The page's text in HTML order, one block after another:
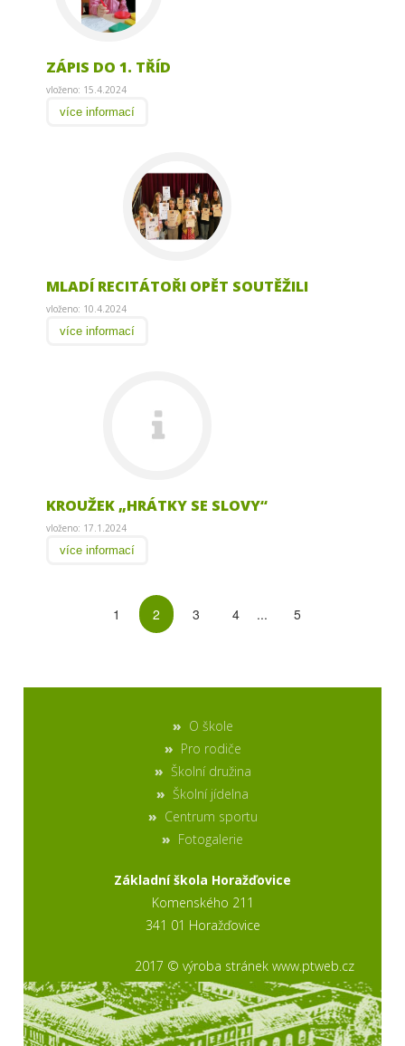
ZÁPIS DO 1. TŘÍD
vloženo: 15.4.2024
více informací
MLADÍ RECITÁTOŘI OPĚT SOUTĚŽILI
vloženo: 10.4.2024
více informací
KROUŽEK „HRÁTKY SE SLOVY“
vloženo: 17.1.2024
více informací
1 2 3 4 ... 5
O škole
Pro rodiče
Školní družina
Školní jídelna
Centrum sportu
Fotogalerie
Základní škola Horažďovice
Komenského 211
341 01 Horažďovice
2017 © výroba stránek www.ptweb.cz